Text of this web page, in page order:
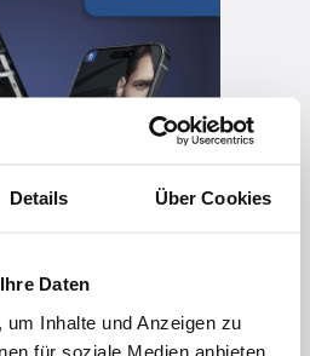
Details Über Cookies
Daten
Inhalte und Anzeigen zu
für soziale Medien anbieten